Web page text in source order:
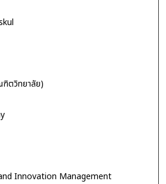
ตวิทยาลัย)
Innovation Management